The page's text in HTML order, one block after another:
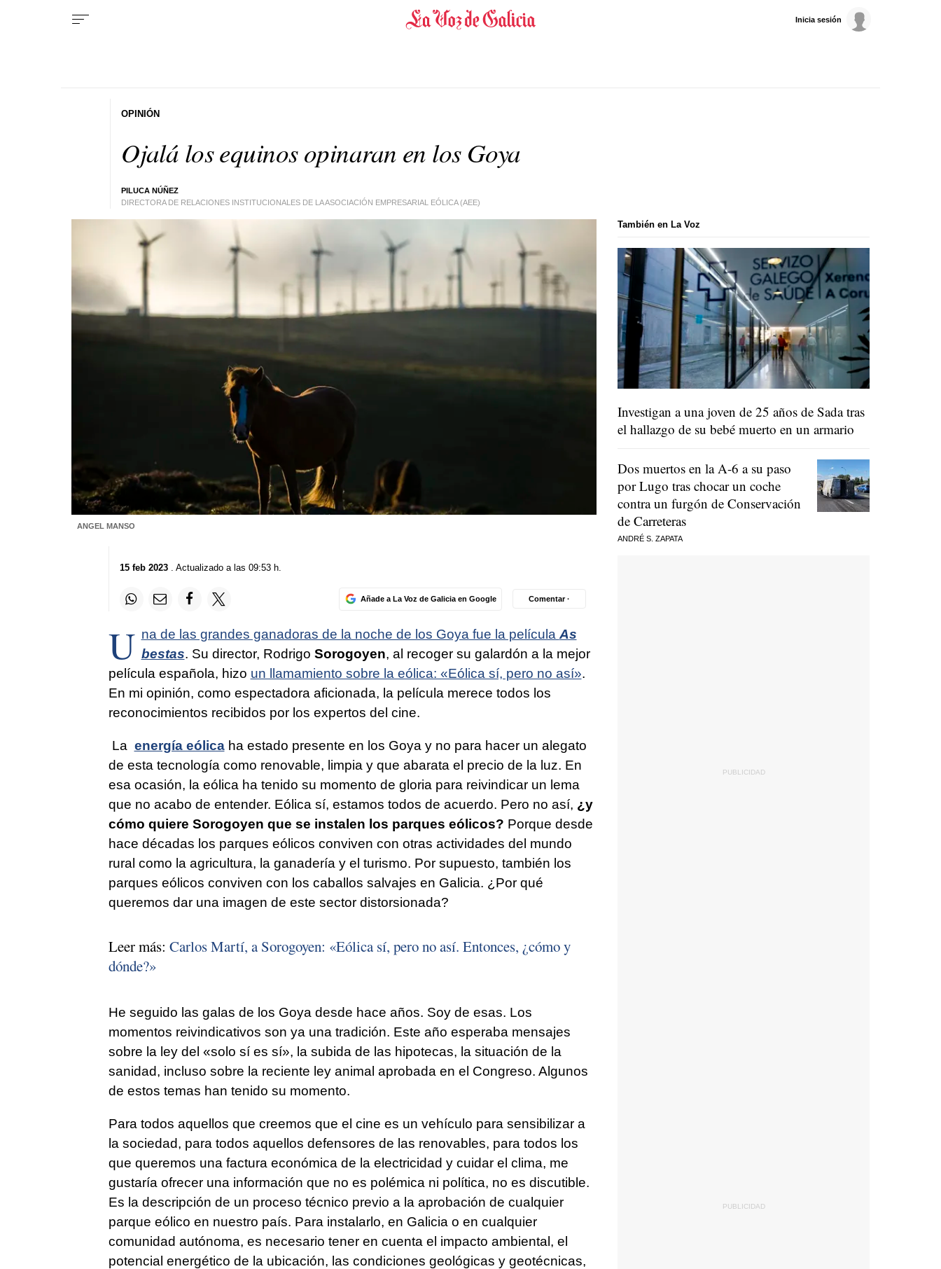
Inicia sesión
Ojalá los equinos opinaran en los Goya
PILUCA NÚÑEZ
DIRECTORA DE RELACIONES INSTITUCIONALES DE LA ASOCIACIÓN EMPRESARIAL EÓLICA (AEE)
OPINIÓN
ANGEL MANSO
15 feb 2023. Actualizado a las 09:53 h.
Añade a La Voz de Galicia en Google Comentar ·
U na de las grandes ganadoras de la noche de los Goya fue la película As
bestas. Su director, Rodrigo Sorogoyen, al recoger su galardón a la mejor
película española, hizo un llamamiento sobre la eólica: «Eólica sí, pero no así».
En mi opinión, como espectadora aficionada, la película merece todos los
reconocimientos recibidos por los expertos del cine.
La energía eólicaha estado presente en los Goya y no para hacer un alegato
de esta tecnología como renovable, limpia y que abarata el precio de la luz. En
esa ocasión, la eólica ha tenido su momento de gloria para reivindicar un lema
que no acabo de entender. Eólica sí, estamos todos de acuerdo. Pero no así, ¿y
cómo quiere Sorogoyen que se instalen los parques eólicos? Porque desde
hace décadas los parques eólicos conviven con otras actividades del mundo
rural como la agricultura, la ganadería y el turismo. Por supuesto, también los
parques eólicos conviven con los caballos salvajes en Galicia. ¿Por qué
queremos dar una imagen de este sector distorsionada?
Leer más: Carlos Martí, a Sorogoyen: «Eólica sí, pero no así. Entonces, ¿cómo y
dónde?»
He seguido las galas de los Goya desde hace años. Soy de esas. Los
momentos reivindicativos son ya una tradición. Este año esperaba mensajes
sobre la ley del «solo sí es sí», la subida de las hipotecas, la situación de la
sanidad, incluso sobre la reciente ley animal aprobada en el Congreso. Algunos
de estos temas han tenido su momento.
Para todos aquellos que creemos que el cine es un vehículo para sensibilizar a
la sociedad, para todos aquellos defensores de las renovables, para todos los
que queremos una factura económica de la electricidad y cuidar el clima, me
gustaría ofrecer una información que no es polémica ni política, no es discutible.
Es la descripción de un proceso técnico previo a la aprobación de cualquier
parque eólico en nuestro país. Para instalarlo, en Galicia o en cualquier
comunidad autónoma, es necesario tener en cuenta el impacto ambiental, el
potencial energético de la ubicación, las condiciones geológicas y geotécnicas,
También en La Voz
Investigan a una joven de 25 años de Sada tras
el hallazgo de su bebé muerto en un armario
Dos muertos en la A-6 a su paso
por Lugo tras chocar un coche
contra un furgón de Conservación
de Carreteras
ANDRÉ S. ZAPATA